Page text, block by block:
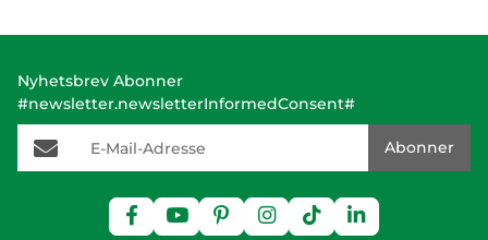
Nyhetsbrev Abonner
#newsletter.newsletterInformedConsent#
E-Mail-Adresse
Abonner